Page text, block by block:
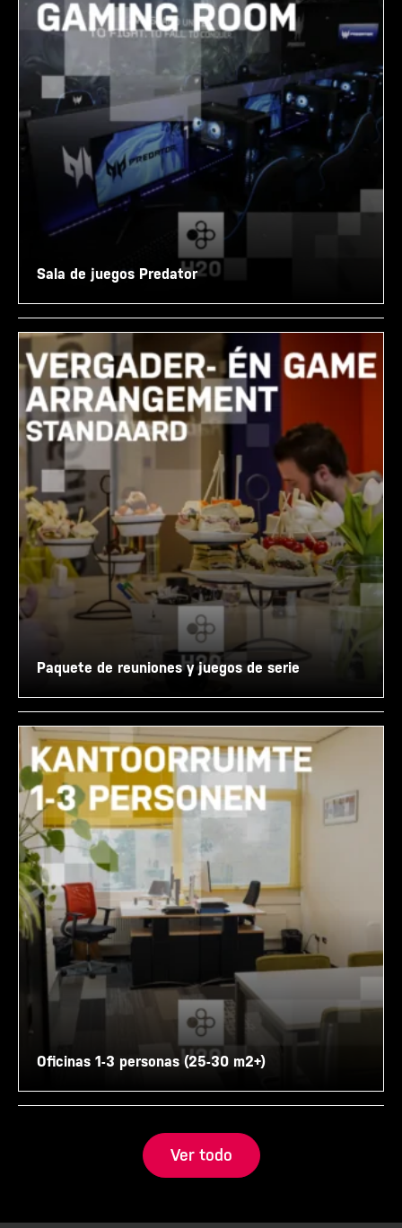
Sala de juegos Predator
Paquete de reuniones y juegos de serie
Oficinas 1-3 personas (25-30 m2+)
Ver todo